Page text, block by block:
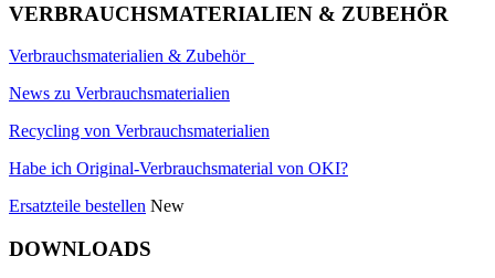
VERBRAUCHSMATERIALIEN & ZUBEHÖR
Verbrauchsmaterialien & Zubehör
News zu Verbrauchsmaterialien
Recycling von Verbrauchsmaterialien
Habe ich Original-Verbrauchsmaterial von OKI?
Ersatzteile bestellen New
DOWNLOADS